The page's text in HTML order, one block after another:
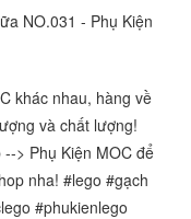
NO.031 - Phụ Kiện
khác nhau, hàng về
và chất lượng!
> Phụ Kiện MOC để
nha! #lego #gạch
#phukienlego